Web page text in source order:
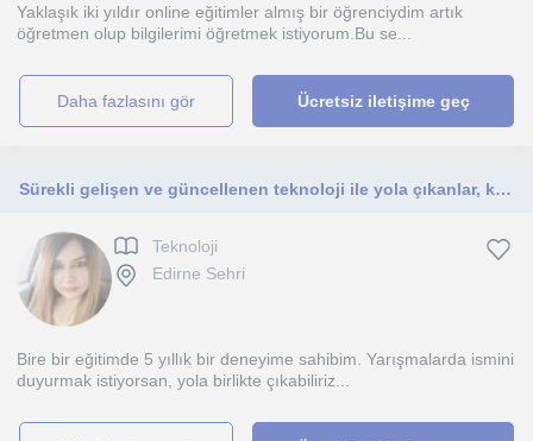
Yaklaşık iki yıldır online eğitimler almış bir öğrenciydim artık
öğretmen olup bilgilerimi öğretmek istiyorum.Bu se...
daha fazlasını gör Ücretsiz iletişime geç
Sürekli gelişen ve güncellenen teknoloji ile yola çıkanlar, kendini keşfetmeye devam ediyor.Bu yolda yürümeye var mısın?
Teknoloji
Edirne Sehri
Bire bir eğitimde 5 yıllık bir deneyime sahibim. Yarışmalarda ismini
duyurmak istiyorsan, yola birlikte çıkabiliriz...